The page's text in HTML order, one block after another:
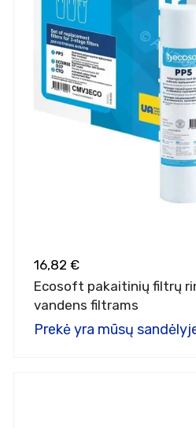
16,82 €
Ecosoft pakaitinių filtrų
vandens filtrams
Prekė yra mūsų